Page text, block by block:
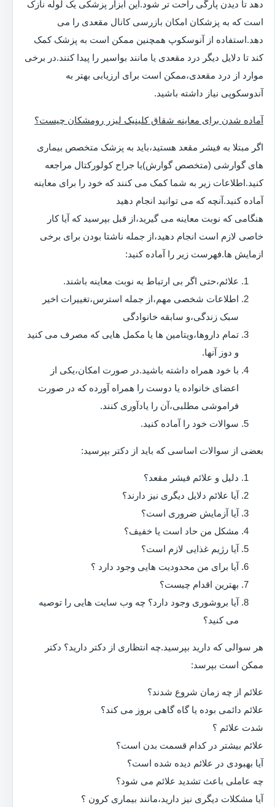
دهد تا دیدن پارگی راحت تر شود.این ابزار پزشکی یک لوله نازک
است که به پزشکان امکان بازرسی کانال مقعدی را می
دهد.استفاده از آنوسکوپ همچنین ممکن است به پزشک کمک
کند تا دلایل دیگر درد مقعدی یا مانند بواسیر را پیدا کنند.در برخی
موارد از درد مقعدی،ممکن است برای ارزیابی بهتر به
آندوسکوپی نیاز داشته باشید.
آماده شدن برای معاینه شقاق کلینیک لیزر رومشکان چیست؟
اگر مبتلا به فیشر مقعد هستید،باید به پزشک متخصص بیماری
های گوارشی (متخصص گوارش)یا جراح کولورکتال مراجعه
کنید.اطلاعات زیر به شما کمک می کنند که خود را برای معاینه
آماده کنید.آنچه که می توانید انجام دهید
هنگامی که نوبت معاینه می گیرید،از قبل بپرسید که آیا کار
خاصی لازم است انجام دهید،از جمله ناشتا بودن برای برخی
ازمایش ها.فهرست زیر را آماده کنید:
علائم،حتی اگر بی ارتباط به نوبت معاینه باشند.
اطلاعات شخصی مهم،از جمله استرس،تغییرات اخیر
سبک زندگی،و سابقه خانوادگی
تمام داروها،ویتامین ها یا مکمل هایی که مصرف می کنید
و دوز آنها.
با خود همراه داشته باشید.در صورت امکان،یکی از
اعضای خانواده یا دوست را همراه آورده که در صورت
فراموشی مطلبی،آن را یادآوری کنند.
سوالات خود را آماده کنید.
بعضی از سوالات اساسی که باید از دکتر بپرسید:
دلیل و علائم فیشر مقعد؟
آیا علائم دلایل دیگری نیز دارند؟
آیا آزمایش ضروری است؟
مشکل من حاد است یا خفیف؟
آیا رژیم غذایی لازم است؟
آیا برای من محدودیت هایی وجود دارد ؟
بهترین اقدام چیست؟
آیا بروشوری وجود دارد؟ چه وب سایت هایی را توصیه
می کنید؟
هر سوالی که دارید بپرسید.چه انتظاری از دکتر دارید؟ دکتر
ممکن است بپرسد:
علائم از چه زمان شروع شدند؟
علائم دائمی بوده یا گاه گاهی بروز می کند؟
شدت علائم ؟
علائم بیشتر در کدام قسمت بدن است؟
آیا بهبودی در علائم دیده شده است؟
چه عاملی باعث تشدید علائم می شود؟
آیا مشکلات دیگری نیز دارید،مانند بیماری کرون ؟